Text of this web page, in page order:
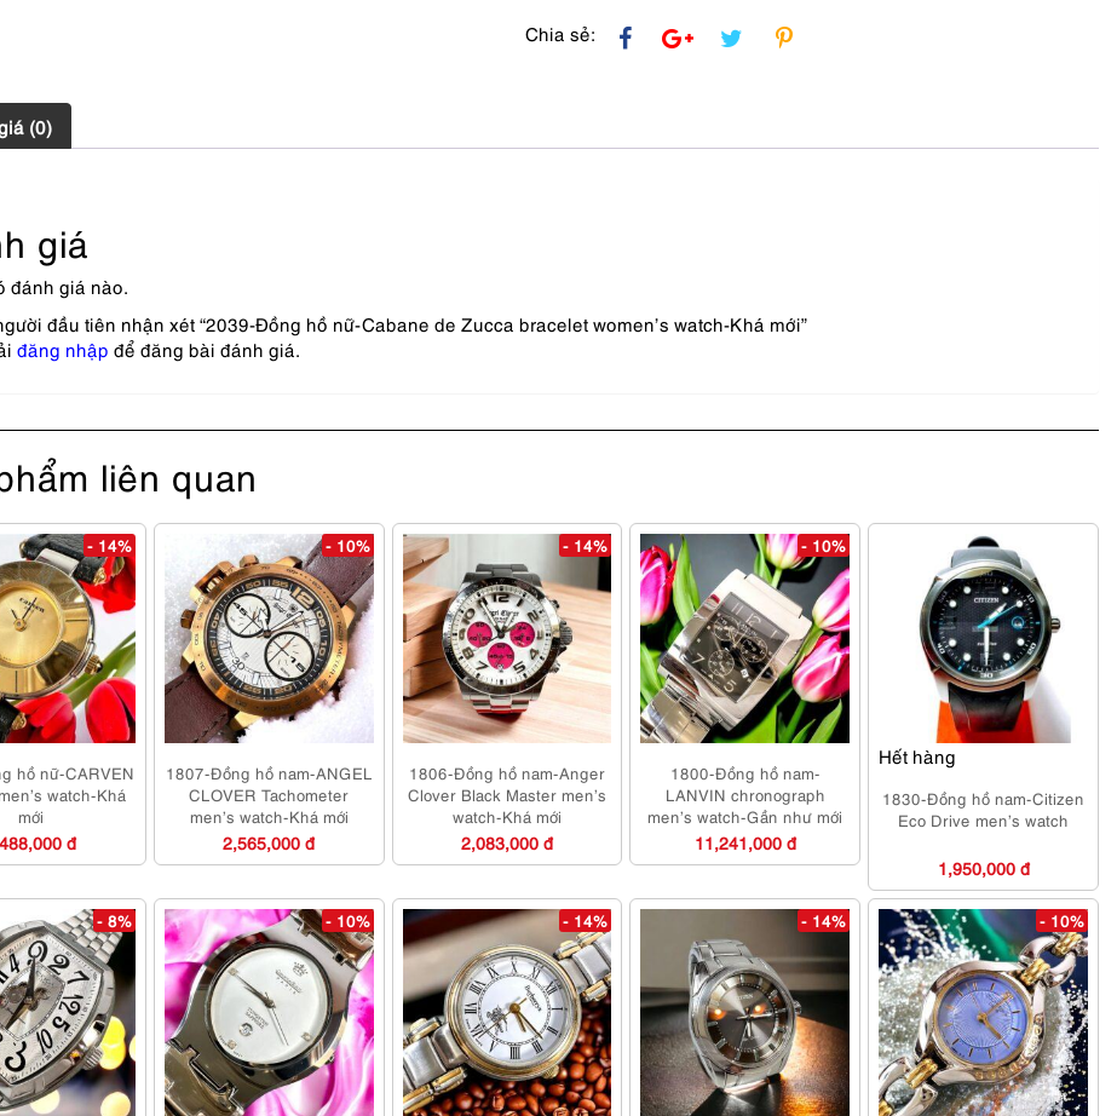
Chia sẻ:
(0)
giá
đánh giá nào.
đầu tiên nhận xét “2039-Đồng hồ nữ-Cabane de Zucca bracelet women’s watch-Khá mới”
đăng nhập để đăng bài đánh giá.
liên quan
- 14%
hồ nữ-CARVEN
watch-Khá
mới
đ
- 10%
1807-Đồng hồ nam-ANGEL
CLOVER Tachometer
men’s watch-Khá mới
2,565,000 đ
- 14%
1806-Đồng hồ nam-Anger
Clover Black Master men’s
watch-Khá mới
2,083,000 đ
- 10%
1800-Đồng hồ nam-
LANVIN chronograph
men’s watch-Gần như mới
11,241,000 đ
Hết hàng
1830-Đồng hồ nam-Citizen
Eco Drive men’s watch
1,950,000 đ
- 8% - 10% - 14% - 14% - 10%